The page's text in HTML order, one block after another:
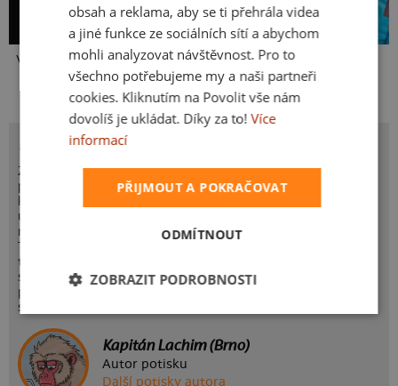
Vlastní potisk Kakat-du
POTISK ODSTUP VEGANE
Znáš někoho, kdo nejí maso? Dost pravděpodobně
propadl/a kořínkovému ďáblu a potřebujete tvou
kulinářskou pomoc. Aspoň takhle to vidí Rax, který
ukuchtil tohle tričko. Místo krucifixu pořádný flák masa a
místo Bible tlustou grilovací kuchařku. A jdeme na věc!
Třikrát denně přikládat středně propečený stejk na obě
tváře, opakovat zaříkávadlo "máma mele maso" a vyhýbat
se zákeřným útokům brokolicí. Tohle tričko potěší všechny
pravověrné masožrouty a vymítače zdravého životního
stylu, odstup vegane!
Kapitán Lachim (Brno)
Autor potisku
Další potisky autora
obsah a reklama, aby se ti přehrála videa
a jiné funkce ze sociálních sítí a abychom
mohli analyzovat návštěvnost. Pro to
všechno potřebujeme my a naši partneři
cookies. Kliknutím na Povolit vše nám
dovolíš je ukládat. Díky za to! Více
informací
PŘIJMOUT A POKRAČOVAT
ODMÍTNOUT
ZOBRAZIT PODROBNOSTI